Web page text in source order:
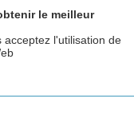
le meilleur
acceptez l'utilisation de